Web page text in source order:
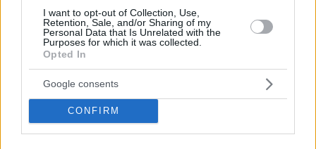
I want to opt-out of Collection, Use,
Retention, Sale, and/or Sharing of my
Personal Data that Is Unrelated with the
Purposes for which it was collected.
Opted In
Google consents
CONFIRM
Θέλει ο σκύλος σας να τρώει μόνο το βράδυ; Δείτε 5
λόγους για αυτό
πριν 17 λεπτά
Ανεύρυσμα: Απλό τεστ του αντίχειρα προμηνύει τον
αυξημένο κίνδυνο – Γίνεται σε 1 λεπτό